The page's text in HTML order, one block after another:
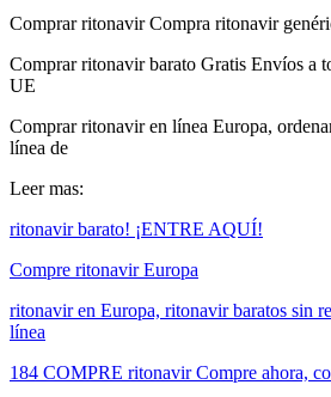
Comprar ritonavir Compra ritonavir
Comprar ritonavir barato Gratis Envíos a
UE
Comprar ritonavir en línea Europa,
línea de
Leer mas:
ritonavir barato! ¡ENTRE AQUÍ!
Compre ritonavir Europa
ritonavir en Europa, ritonavir baratos sin
línea
184 COMPRE ritonavir Compre ahora,